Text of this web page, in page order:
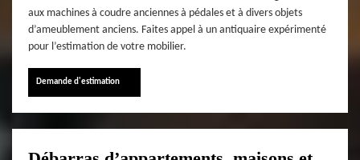
aux machines à coudre anciennes à pédales et à divers objets
d’ameublement anciens. Faites appel à un antiquaire expérimenté
pour l’estimation de votre mobilier.
Demande d'estimation